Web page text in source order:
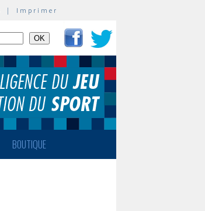
| Imprimer
BOUTIQUE